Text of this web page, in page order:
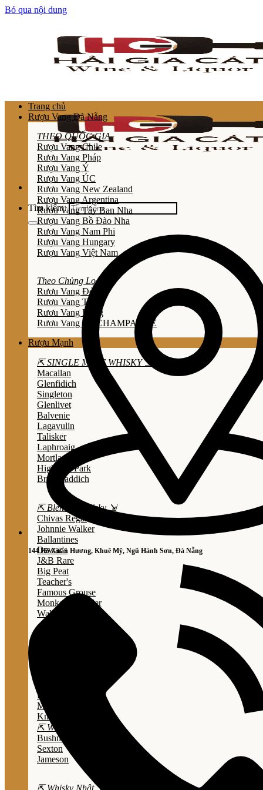
Bỏ qua nội dung
Tìm kiếm:
144 Hồ Xuân Hương, Khuê Mỹ, Ngũ Hành Sơn, Đà Nẵng
Trang chủ
Rượu Vang Đà Nẵng
THEO QUỐC GIA
Rượu Vang Chile
Rượu Vang Pháp
Rượu Vang Ý
Rượu Vang ÚC
Rượu Vang New Zealand
Rượu Vang Argentina
Rượu Vang Tây Ban Nha
Rượu Vang Bồ Đào Nha
Rượu Vang Nam Phi
Rượu Vang Hungary
Rượu Vang Việt Nam
Theo Chủng Loại
Rươu Vang Đỏ
Rươu Vang Trắng
Rươu Vang Hồng
Rượu Vang Nổ/CHAMPAGNE
Rượu Mạnh
⇱ SINGLE MALT WHISKY ⇲
Macallan
Glenfidich
Singleton
Glenlivet
Balvenie
Lagavulin
Talisker
Laphroaig
Mortlach
Highland Park
Bruichladdich
⇱ Blended Whisky ⇲
Chivas Regal
Johnnie Walker
Ballantines
Dewar's
J&B Rare
Big Peat
Teacher's
Famous Grouse
Monkey Shouder
Wall Street
Evan Williams
Marker's Mark
Knob Creek
⇱ Whiskey Ailen ⇲
Bushmills
Sexton
Jameson
⇱ Whisky Nhật ⇲